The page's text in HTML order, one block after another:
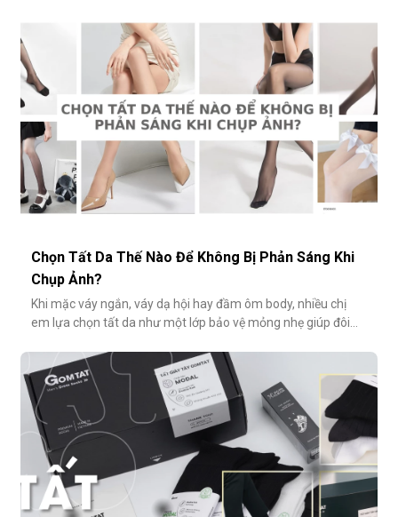
mác "sến súa" nếu không phối đúng cách. Vậy làm sao để
Chọn Tất Da Thế Nào Để Không Bị Phản Sáng Khi
Chụp Ảnh?
Khi mặc váy ngắn, váy dạ hội hay đầm ôm body, nhiều chị
em lựa chọn tất da như một lớp bảo vệ mỏng nhẹ giúp đôi
Tuy nhiên, không ít người gặp phải tình huống dở khóc dở
cười: đôi chân phản chiếu ánh sáng trắng loá trong ảnh, lộ rõ
lớp tất khiến